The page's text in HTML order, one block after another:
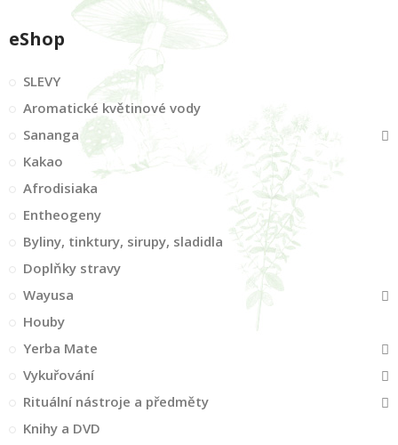
eShop
SLEVY
Aromatické květinové vody
Sananga
Kakao
Afrodisiaka
Entheogeny
Byliny, tinktury, sirupy, sladidla
Doplňky stravy
Wayusa
Houby
Yerba Mate
Vykuřování
Rituální nástroje a předměty
Knihy a DVD